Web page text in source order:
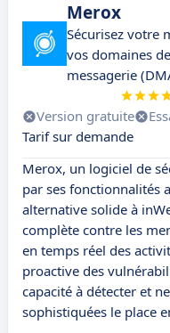
Merox
Sécurisez votre
vos domaines de
messagerie
Version gratuite
Tarif sur demande
Merox, un logiciel de
par ses fonctionnalités
alternative solide à
complète contre les
en temps réel des
proactive des
capacité à détecter et
sophistiquées le place